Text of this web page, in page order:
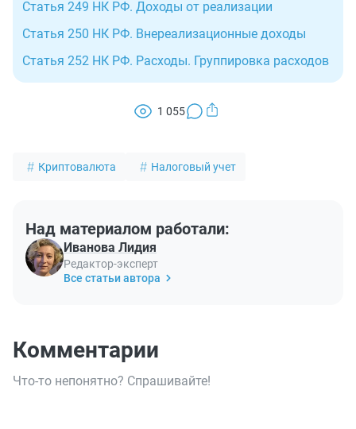
Статья 249 НК РФ. Доходы от реализации
Статья 250 НК РФ. Внереализационные доходы
Статья 252 НК РФ. Расходы. Группировка расходов
1 055
Криптовалюта Налоговый учет
Над материалом работали:
Иванова Лидия
Редактор-эксперт
Все статьи автора
Комментарии
Что-то непонятно? Спрашивайте!